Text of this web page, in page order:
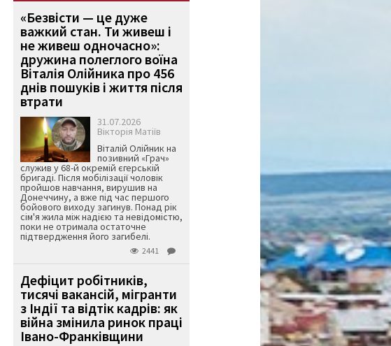
«Безвісти — це дуже
важкий стан. Ти живеш і
не живеш одночасно»:
дружина полеглого воїна
Віталія Олійника про 456
днів пошуків і життя після
втрати
31.07.2026
Вікторія Матіїв
Віталій Олійник на
позивний «Грач»
служив у 68-й окремій єгерській
бригаді. Після мобілізації чоловік
пройшов навчання, вирушив на
Донеччину, а вже під час першого
бойового виходу загинув. Понад рік
сім'я жила між надією та невідомістю,
поки не отримала остаточне
підтвердження його загибелі.
2441
Дефіцит робітників,
тисячі вакансій, мігранти
з Індії та відтік кадрів: як
війна змінила ринок праці
Івано-Франківщини